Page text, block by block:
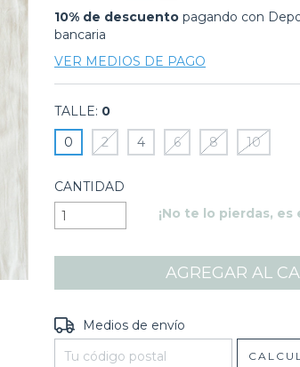
10% de descuento pagando con
bancaria
VER MEDIOS DE PAGO
TALLE: 0
0
2 4 6 8 10
CANTIDAD
¡No te lo pierdas, es
Entregas para el CP:
Medios de envío